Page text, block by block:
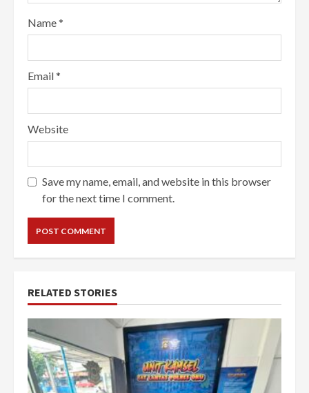
Name*
Email*
Website
Save my name, email, and website in this browser
for the next time I comment.
RELATED STORIES